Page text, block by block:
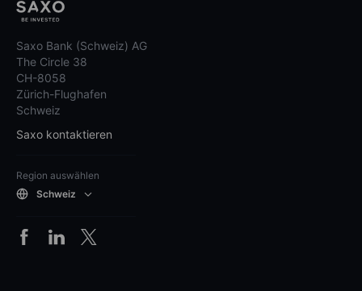
Saxo Bank (Schweiz) AG
The Circle 38
CH-8058
Zürich-Flughafen
Schweiz
Saxo kontaktieren
Region auswählen
Schweiz